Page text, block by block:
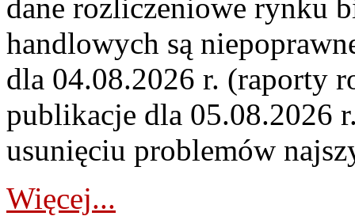
dane rozliczeniowe rynku
handlowych są
dla 04.08.2026 r. (raporty
publikacje dla 05.08.2026
usunięciu problemów
Więcej...